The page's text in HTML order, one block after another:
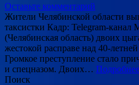
Оставьте комментарий
Жители Челябинской области
таксистки Кадр: Telegram-канал
(Челябинская область) двоих
жестокой расправе над 40-
Громкое преступление стало
и спецназом. Двоих… Подробнее
Поиск